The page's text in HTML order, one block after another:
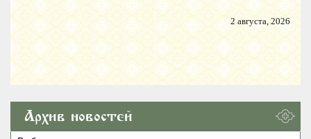
2 августа, 2026
Архив новостей